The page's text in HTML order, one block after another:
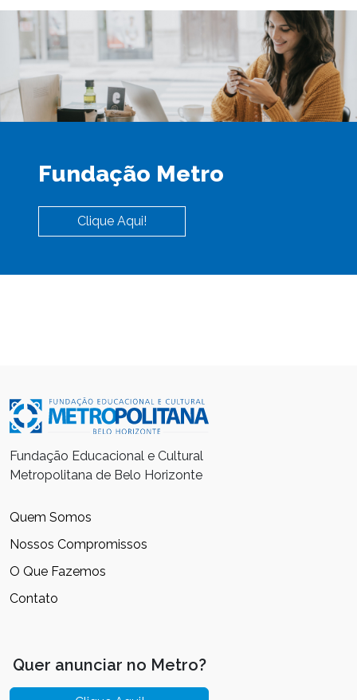
Fundação Metro
Clique Aqui!
Fundação Educacional e Cultural
Metropolitana de Belo Horizonte
Quem Somos
Nossos Compromissos
O Que Fazemos
Contato
Quer anunciar no Metro?